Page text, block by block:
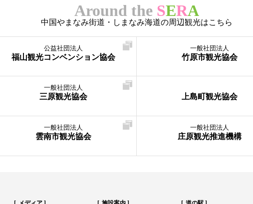
Around the SERA
中国やまなみ街道・しまなみ海道の周辺観光はこちら
公益社団法人
福山観光コンベンション協会
一般社団法人
竹原市観光協会
一般社団法人
三原観光協会 上島町観光協会
一般社団法人
雲南市観光協会
一般社団法人
庄原観光推進機構